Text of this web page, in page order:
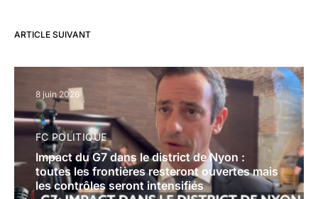
ARTICLE SUIVANT
8 juin 2026
FC POLITIQUE
Impact du G7 dans le district de Nyon :
toutes les frontières resteront ouvertes mais
les contrôles seront intensifiés